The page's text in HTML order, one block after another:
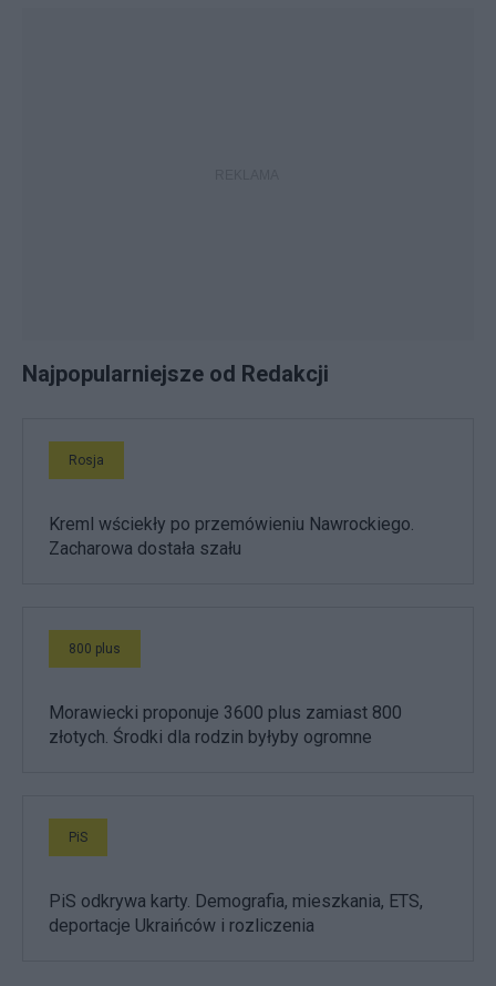
Najpopularniejsze od Redakcji
Rosja
Kreml wściekły po przemówieniu Nawrockiego.
Zacharowa dostała szału
800 plus
Morawiecki proponuje 3600 plus zamiast 800
złotych. Środki dla rodzin byłyby ogromne
PiS
PiS odkrywa karty. Demografia, mieszkania, ETS,
deportacje Ukraińców i rozliczenia